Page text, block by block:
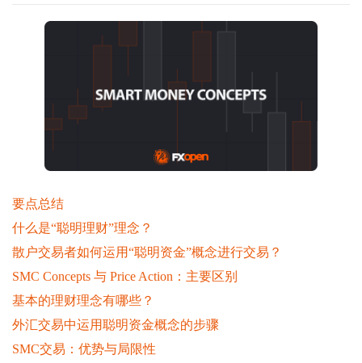
要点总结
什么是“聪明理财”理念？
散户交易者如何运用“聪明资金”概念进行交易？
SMC Concepts 与 Price Action：主要区别
基本的理财理念有哪些？
外汇交易中运用聪明资金概念的步骤
SMC交易：优势与局限性